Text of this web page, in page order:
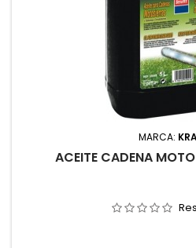
MARCA:
ACEITE CADENA